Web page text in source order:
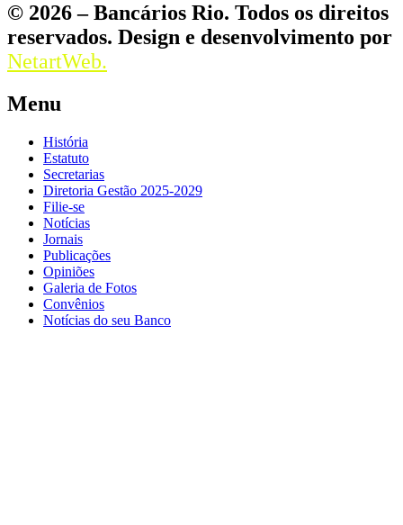
© 2026 – Bancários Rio. Todos os direitos
reservados. Design e desenvolvimento por
NetartWeb.
Menu
História
Estatuto
Secretarias
Diretoria Gestão 2025-2029
Filie-se
Notícias
Jornais
Publicações
Opiniões
Galeria de Fotos
Convênios
Notícias do seu Banco